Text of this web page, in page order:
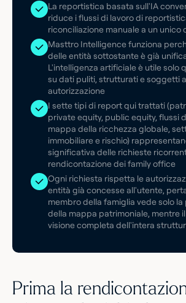
La reportistica basata sull'IA
riduce i flussi di lavoro di
riconciliazione manuale a un unico
Masttro Intelligence funziona
delle entità sottostante è già
L'intelligenza artificiale è utile solo
su dati puliti, strutturati e soggetti a
autorizzazione
I sette tipi di report qui trattati
private equity, public equity, flussi
mappa della ricchezza globale,
immobiliare e rischio)
significativa delle richieste
rendicontazione dei family office
Ogni richiesta rispetta le
entità già concesse all'utente,
membro della famiglia vede solo
della mappa patrimoniale, mentre
visione completa dell'intera
Prima la